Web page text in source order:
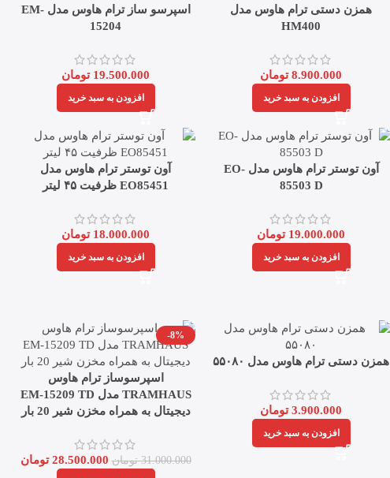
همزن دستی ترام هاوس مدل
HM400
8.900.000 تومان
افزودن به سبد خرید
اسپرسو ساز ترام هاوس مدل EM-
15204
19.500.000 تومان
افزودن به سبد خرید
آون توستر ترام هاوس مدل EO-
85503 D
19.000.000 تومان
افزودن به سبد خرید
آون توستر ترام هاوس مدل
EO85451 ظرفیت ۴۵ لیتر
18.000.000 تومان
افزودن به سبد خرید
همزن دستی ترام هاوس مدل ۵۵۰۸۰
3.900.000 تومان
افزودن به سبد خرید
-8%
اسپرسوساز ترام هاوس
TRAMHAUS مدل EM-15209 TD
دیجیتال به همراه مخزن شیر 20 بار
31.000.000 تومان 28.500.000 تومان